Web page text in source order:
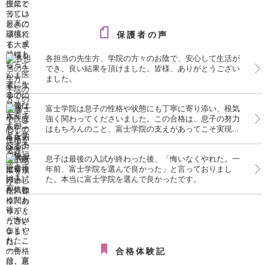
保護者の声
各担当の先生方、学院の方々のお陰で、安心して生活が
でき、良い結果を頂けました。皆様、ありがとうござい
ました。
富士学院は息子の性格や状態にも丁寧に寄り添い、根気
強く関わってくださいました。この合格は、息子の努力
はもちろんのこと、富士学院の支えがあってこそ実現し
息子は最後の入試が終わった後、「悔いなくやれた。一
年前、富士学院を選んで良かった」と言っておりまし
た。本当に富士学院を選んで良かったです。
合格体験記